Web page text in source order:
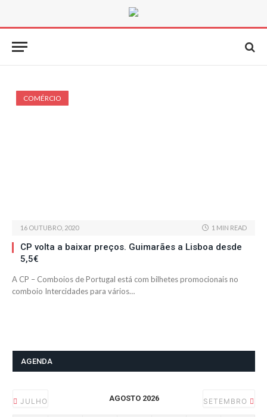
COMÉRCIO
16 OUTUBRO, 2020 1 MIN READ
CP volta a baixar preços. Guimarães a Lisboa desde
5,5€
A CP – Comboios de Portugal está com bilhetes promocionais no
comboio Intercidades para vários…
AGENDA
JULHO AGOSTO 2026 SETEMBRO